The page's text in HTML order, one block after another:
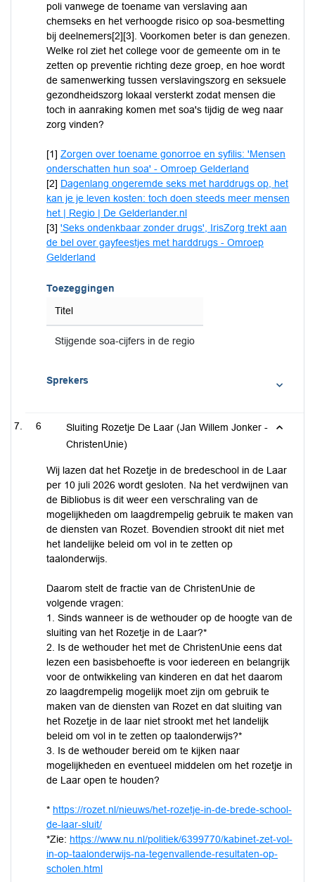
poli vanwege de toename van verslaving aan
chemseks en het verhoogde risico op soa-besmetting
bij deelnemers[2][3]. Voorkomen beter is dan genezen.
Welke rol ziet het college voor de gemeente om in te
zetten op preventie richting deze groep, en hoe wordt
de samenwerking tussen verslavingszorg en seksuele
gezondheidszorg lokaal versterkt zodat mensen die
toch in aanraking komen met soa's tijdig de weg naar
zorg vinden?
[1] Zorgen over toename gonorroe en syfilis: 'Mensen
onderschatten hun soa' - Omroep Gelderland
[2] Dagenlang ongeremde seks met harddrugs op, het
kan je je leven kosten: toch doen steeds meer mensen
het | Regio | De Gelderlander.nl
[3] 'Seks ondenkbaar zonder drugs', IrisZorg trekt aan
de bel over gayfeestjes met harddrugs - Omroep
Gelderland
Toezeggingen
Titel
Stijgende soa-cijfers in de regio
Sprekers
6
Sluiting Rozetje De Laar (Jan Willem Jonker -
ChristenUnie)
Wij lazen dat het Rozetje in de bredeschool in de Laar
per 10 juli 2026 wordt gesloten. Na het verdwijnen van
de Bibliobus is dit weer een verschraling van de
mogelijkheden om laagdrempelig gebruik te maken van
de diensten van Rozet. Bovendien strookt dit niet met
het landelijke beleid om vol in te zetten op
taalonderwijs.
Daarom stelt de fractie van de ChristenUnie de
volgende vragen:
1. Sinds wanneer is de wethouder op de hoogte van de
sluiting van het Rozetje in de Laar?*
2. Is de wethouder het met de ChristenUnie eens dat
lezen een basisbehoefte is voor iedereen en belangrijk
voor de ontwikkeling van kinderen en dat het daarom
zo laagdrempelig mogelijk moet zijn om gebruik te
maken van de diensten van Rozet en dat sluiting van
het Rozetje in de laar niet strookt met het landelijk
beleid om vol in te zetten op taalonderwijs?*
3. Is de wethouder bereid om te kijken naar
mogelijkheden en eventueel middelen om het rozetje in
de Laar open te houden?
* https://rozet.nl/nieuws/het-rozetje-in-de-brede-school-
de-laar-sluit/
*Zie: https://www.nu.nl/politiek/6399770/kabinet-zet-vol-
in-op-taalonderwijs-na-tegenvallende-resultaten-op-
scholen.html